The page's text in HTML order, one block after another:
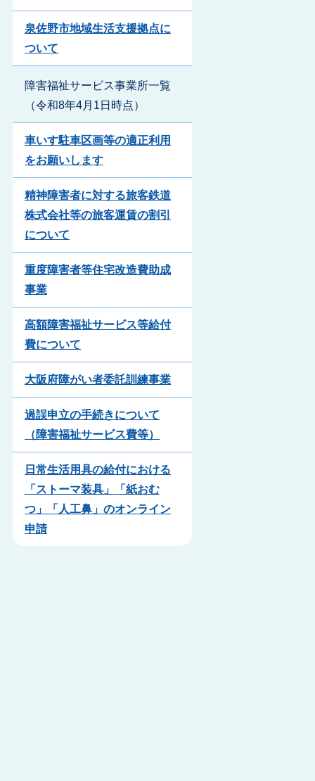
泉佐野市地域生活支援拠点に
ついて
障害福祉サービス事業所一覧
（令和8年4月1日時点）
車いす駐車区画等の適正利用
をお願いします
精神障害者に対する旅客鉄道
株式会社等の旅客運賃の割引
について
重度障害者等住宅改造費助成
事業
高額障害福祉サービス等給付
費について
大阪府障がい者委託訓練事業
過誤申立の手続きについて
（障害福祉サービス費等）
日常生活用具の給付における
「ストーマ装具」「紙おむ
つ」「人工鼻」のオンライン
申請